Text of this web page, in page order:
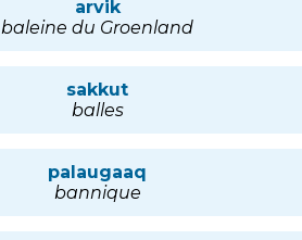
arvik
baleine du Groenland
sakkut
balles
palaugaaq
bannique